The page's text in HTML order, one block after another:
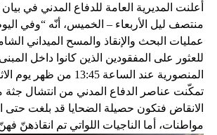
أعلنت المديرية العامة للدفاع المدني في
منتصف ليل الأربعاء – الخميس، أنّه “وفي
عمليات البحث والإنقاذ والمسح الميداني
للعثور على المفقودين الذين كانوا داخل
المنصورية عند الساعة 13:45
تمكّنت عناصر الدفاع المدني من انتشال
الانقاض فتكون حصيلة الضحايا قد بلغت
مواطنات، أما الناجيات اللواتي تم انقاذهنّ